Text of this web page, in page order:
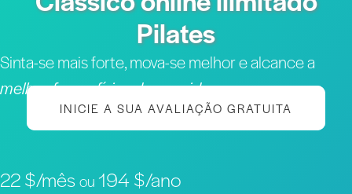
Pilates
Sinta-se mais forte, mova-se melhor e alcance a
melhor forma física da sua vida
INICIE A SUA AVALIAÇÃO GRATUITA
22 $/mêsou 194 $/ano